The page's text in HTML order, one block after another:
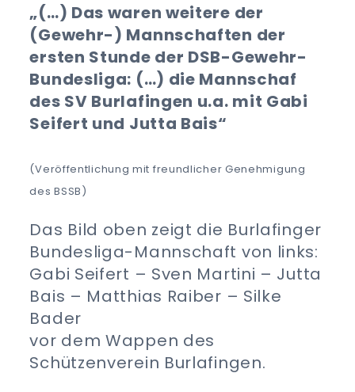
„(…) Das waren weitere der
(Gewehr-) Mannschaften der
ersten Stunde der DSB-Gewehr-
Bundesliga: (…) die Mannschaf
des SV Burlafingen u.a. mit Gabi
Seifert und Jutta Bais“
(Veröffentlichung mit freundlicher Genehmigung
des BSSB)
Das Bild oben zeigt die Burlafinger
Bundesliga-Mannschaft von links:
Gabi Seifert – Sven Martini – Jutta
Bais – Matthias Raiber – Silke
Bader
vor dem Wappen des
Schützenverein Burlafingen.